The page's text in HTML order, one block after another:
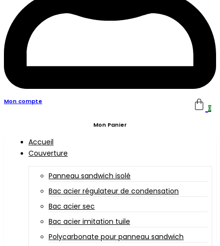
Mon compte
0
Mon Panier
Accueil
Couverture
Panneau sandwich isolé
Bac acier régulateur de condensation
Bac acier sec
Bac acier imitation tuile
Polycarbonate pour panneau sandwich